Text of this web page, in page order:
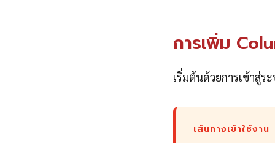
การเพิ่ม
เริ่มต้นด้วยการเข้าสู่
เส้นทางเข้าใช้งาน